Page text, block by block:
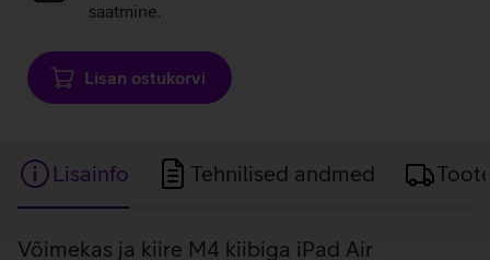
saatmine.
Lisan ostukorvi
Lisainfo Tehnilised andmed
Lisainfo
Võimekas ja kiire M4 kiibiga iPad Air